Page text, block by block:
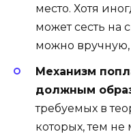
место. Хотя
может сесть на
можно вручную,
Механизм
должным
требуемых в
которых, тем